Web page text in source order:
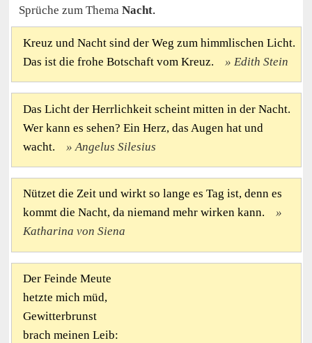
Sprüche zum Thema Nacht.
Kreuz und Nacht sind der Weg zum himmlischen Licht.
Das ist die frohe Botschaft vom Kreuz.
Edith Stein
Das Licht der Herrlichkeit scheint mitten in der Nacht.
Wer kann es sehen? Ein Herz, das Augen hat und
wacht.
Angelus Silesius
Nützet die Zeit und wirkt so lange es Tag ist, denn es
kommt die Nacht, da niemand mehr wirken kann.
Katharina von Siena
Der Feinde Meute
hetzte mich müd,
Gewitterbrunst
brach meinen Leib: